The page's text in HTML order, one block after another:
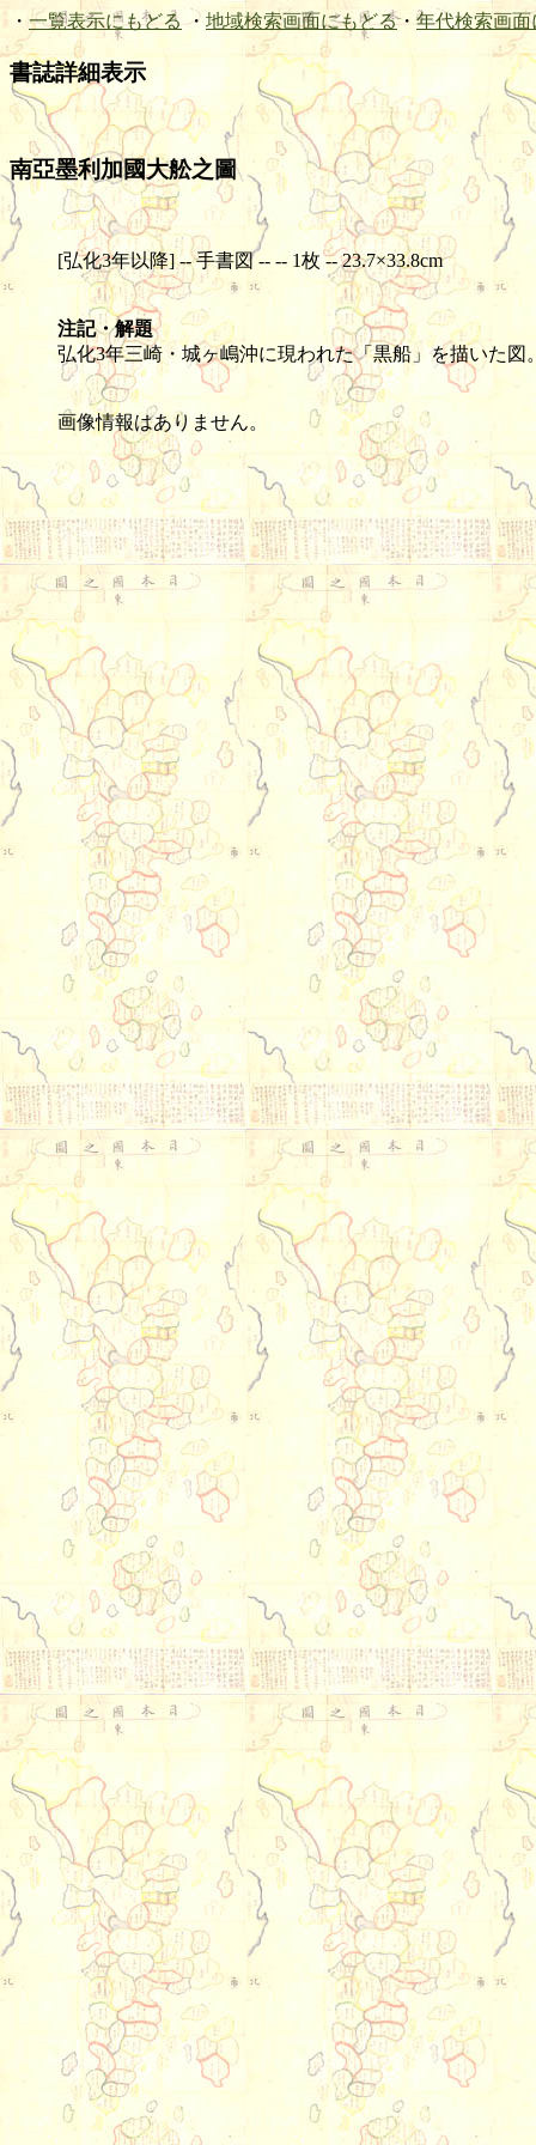
・ 一覧表示にもどる ・ 地域検索画面にもどる・ 年代検索画面
書誌詳細表示
南亞墨利加國大舩之圖
[弘化3年以降] -- 手書図 -- -- 1枚 -- 23.7×33.8cm
注記・解題
弘化3年三崎・城ヶ嶋沖に現われた「黒船」を描いた図
画像情報はありません。